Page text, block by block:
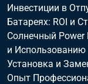
Инвестиции в
Батареях: ROI и
Солнечный Power
и Использованию
Установка и
Опыт